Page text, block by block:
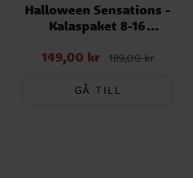
Halloween Sensations -
Kalaspaket 8-16
Nuvarande pris:
149,00 kr Tidigare pris
149,00 kr 189,00 kr
GÅ TILL